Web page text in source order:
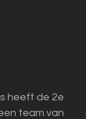
heeft de 2e
team van